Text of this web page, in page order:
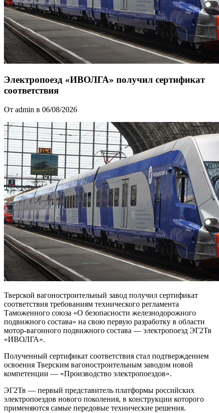
Электропоезд «ИВОЛГА» получил сертификат
соответствия
От admin в 06/08/2026
Тверской вагоностроительный завод получил сертификат
соответствия требованиям технического регламента
Таможенного союза «О безопасности железнодорожного
подвижного состава» на свою первую разработку в области
мотор-вагонного подвижного состава — электропоезд ЭГ2Тв
«ИВОЛГА».
Полученный сертификат соответствия стал подтверждением
освоения Тверским вагоностроительным заводом новой
компетенции — «Производство электропоездов».
ЭГ2Тв — первый представитель платформы российских
электропоездов нового поколения, в конструкции которого
применяются самые передовые технические решения.